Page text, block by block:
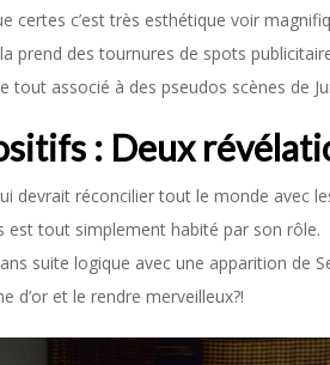
certes c’est très esthétique voir
prend des tournures de spots
tout associé à des pseudos scènes de
: Deux
devrait réconcilier tout le monde avec
est tout simplement habité par son rôle.
suite logique avec une apparition de
d’or et le rendre merveilleux?!